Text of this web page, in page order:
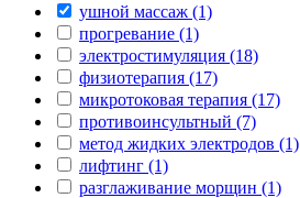
ушной массаж (1)
прогревание (1)
электростимуляция (18)
физиотерапия (17)
микротоковая терапия (17)
противоинсультный (7)
метод жидких электродов (1)
лифтинг (1)
разглаживание морщин (1)